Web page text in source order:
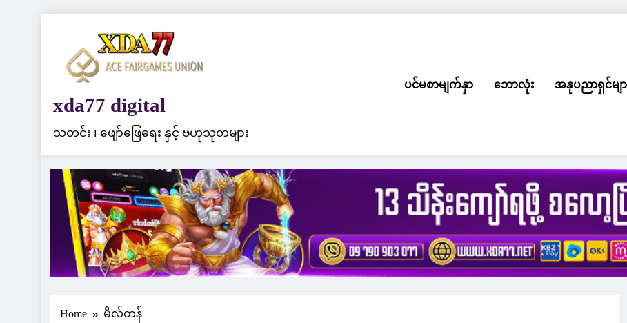
xda77 digital
သတင်း ၊ ဖျော်ဖြေရေး နှင့် ဗဟုသုတများ
ပင်မစာမျက်နှာ ဘောလုံး အနုပညာရှင်မျာ
Home မီလ်တန်